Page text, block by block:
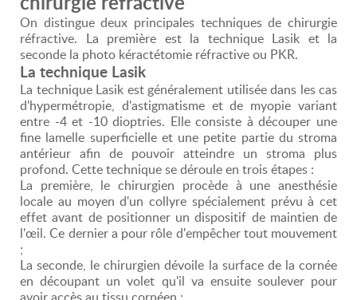
On distingue deux principales techniques de chirurgie
réfractive. La première est la technique Lasik et la
seconde la photo kéractétomie réfractive ou PKR.
La technique Lasik
La technique Lasik est généralement utilisée dans les cas
d'hypermétropie, d'astigmatisme et de myopie variant
entre -4 et -10 dioptries. Elle consiste à découper une
fine lamelle superficielle et une petite partie du stroma
antérieur afin de pouvoir atteindre un stroma plus
profond. Cette technique se déroule en trois étapes :
La première, le chirurgien procède à une anesthésie
locale au moyen d'un collyre spécialement prévu à cet
effet avant de positionner un dispositif de maintien de
l'œil. Ce dernier a pour rôle d'empêcher tout mouvement
;
La seconde, le chirurgien dévoile la surface de la cornée
en découpant un volet qu'il va ensuite soulever pour